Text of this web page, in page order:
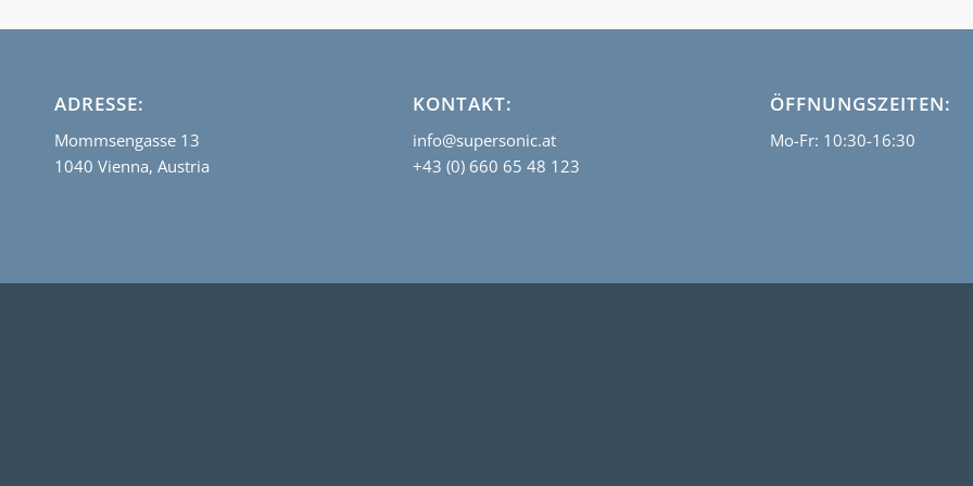
ADRESSE:
Mommsengasse 13
1040 Vienna, Austria
KONTAKT:
info@supersonic.at
+43 (0) 660 65 48 123
ÖFFNUNGSZEITEN:
Mo-Fr: 10:30-16:30